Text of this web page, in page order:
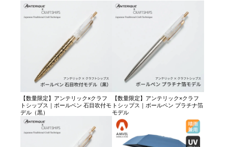
【数量限定】アンテリック×クラフ
トシップス｜ボールペン 石目吹付モ
デル（黒）
【数量限定】アンテリック×クラフ
トシップス｜ボールペン プラチナ箔
モデル